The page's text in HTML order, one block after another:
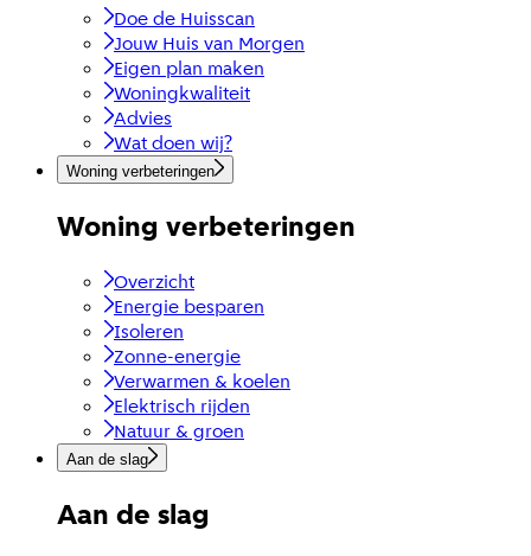
Doe de Huisscan
Jouw Huis van Morgen
Eigen plan maken
Woningkwaliteit
Advies
Wat doen wij?
Woning verbeteringen
Woning verbeteringen
Overzicht
Energie besparen
Isoleren
Zonne-energie
Verwarmen & koelen
Elektrisch rijden
Natuur & groen
Aan de slag
Aan de slag